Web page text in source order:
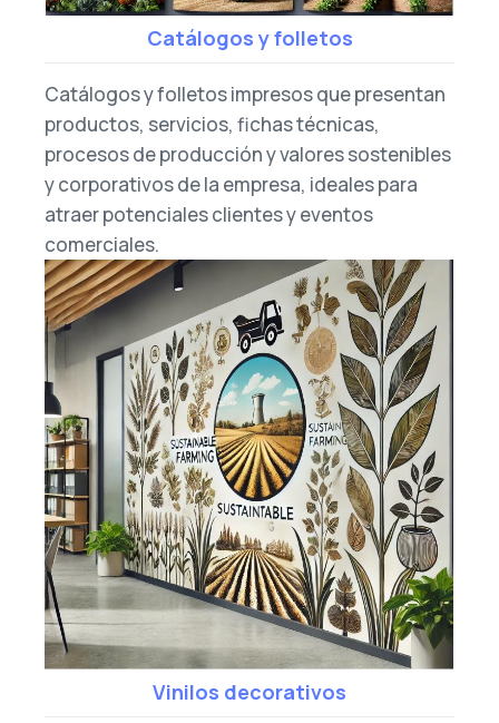
Catálogos y folletos
Catálogos y folletos impresos que presentan
productos, servicios, fichas técnicas,
procesos de producción y valores sostenibles
y corporativos de la empresa, ideales para
atraer potenciales clientes y eventos
comerciales.
Vinilos decorativos